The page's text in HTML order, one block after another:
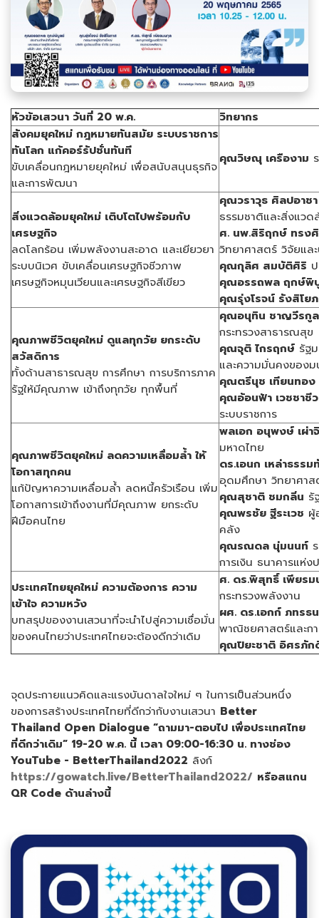
หัวข้อเสวนา วันที่ 20 พ.ค.
วิทยากร
สังคมยุคใหม่ กฎหมายทันสมัย ระบบราชการ
ทันโลก แก้คอร์รัปชั่นทันที
ขับเคลื่อนกฎหมายยุคใหม่ เพื่อสนับสนุนธุรกิจ
และการพัฒนา
คุณวิษณุ เครืองาม
สิ่งแวดล้อมยุคใหม่ เติบโตไปพร้อมกับ
เศรษฐกิจ
ลดโลกร้อน เพิ่มพลังงานสะอาด และเยียวยา
ระบบนิเวศ ขับเคลื่อนเศรษฐกิจชีวภาพ
เศรษฐกิจหมุนเวียนและเศรษฐกิจสีเขียว
คุณวราวุธ ศิลปอาชา
ธรรมชาติและสิ่งแว
ศ. นพ.สิริฤกษ์ ทรง
วิทยาศาสตร์ วิจัยแล
คุณกุลิศ สมบัติศิริ
คุณอรรถพล ฤกษ์พิ
คุณรุ่งโรจน์ รังสิโย
คุณภาพชีวิตยุคใหม่ ดูแลทุกวัย ยกระดับ
สวัสดิการ
ทั้งด้านสาธารณสุข การศึกษา การบริการภาค
รัฐให้มีคุณภาพ เข้าถึงทุกวัย ทุกพื้นที่
คุณอนุทิน ชาญวีรกูล
กระทรวงสาธารณสุข
คุณจุติ ไกรฤกษ์ รัฐ
และความมั่นคงของ
คุณตรีนุช เทียนทอง
คุณอ้อนฟ้า เวชชาชีว
ระบบราชการ
คุณภาพชีวิตยุคใหม่ ลดความเหลื่อมล้ำ ให้
โอกาสทุกคน
แก้ปัญหาความเหลื่อมล้ำ ลดหนี้ครัวเรือน เพิ่ม
โอกาสการเข้าถึงงานที่มีคุณภาพ ยกระดับ
ฝีมือคนไทย
พลเอก อนุพงษ์ เผ่า
มหาดไทย
ดร.เอนก เหล่าธรร
อุดมศึกษา วิทยาศา
คุณสุชาติ ชมกลิ่น รั
คุณพรชัย ฐีระเวช ผู้
คลัง
คุณรณดล นุ่มนนท์
การเงิน ธนาคารแห่ง
ประเทศไทยยุคใหม่ ความต้องการ ความ
เข้าใจ ความหวัง
บทสรุปของงานเสวนาที่จะนำไปสู่ความเชื่อมั่น
ของคนไทยว่าประเทศไทยจะต้องดีกว่าเดิม
ศ. ดร.พิสุทธิ์ เพียร
กระทรวงพลังงาน
ผศ. ดร.เอกก์ ภทร
พาณิชยศาสตร์และก
คุณปิยะชาติ อิศรภั
จุดประกายแนวคิดและแรงบันดาลใจใหม่ ๆ ในการเป็นส่วนหนึ่ง
ของการสร้างประเทศไทยที่ดีกว่ากับงานเสวนา Better
Thailand Open Dialogue “ถามมา-ตอบไป เพื่อประเทศไทย
ที่ดีกว่าเดิม” 19-20 พ.ค. นี้ เวลา 09:00-16:30 น. ทางช่อง
YouTube - BetterThailand2022 ลิงก์
https://gowatch.live/BetterThailand2022/ หรือสแกน
QR Code ด้านล่างนี้